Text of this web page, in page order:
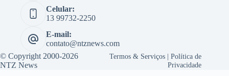
Celular:
13 99732-2250
E-mail:
contato@ntznews.com
© Copyright 2000-2026
NTZ News
Termos & Serviços |Política de
Privacidade